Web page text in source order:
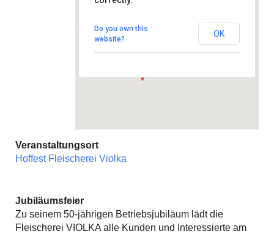
Hannover
Veranstaltungen
Do you own this
website?
OK
Veranstaltungsort
Hoffest Fleischerei Violka
Jubiläumsfeier
Zu seinem 50-jährigen Betriebsjubiläum lädt die
Fleischerei VIOLKA alle Kunden und Interessierte am